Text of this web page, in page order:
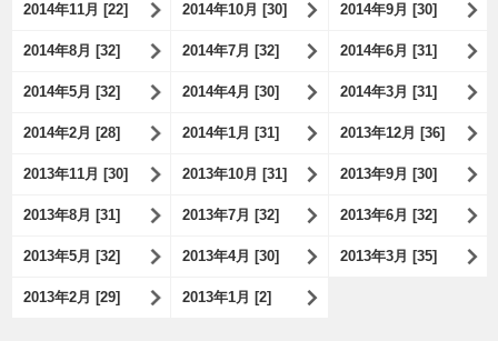
2014年11月 [22] 2014年10月 [30] 2014年9月 [30]
2014年8月 [32] 2014年7月 [32] 2014年6月 [31]
2014年5月 [32] 2014年4月 [30] 2014年3月 [31]
2014年2月 [28] 2014年1月 [31] 2013年12月 [36]
2013年11月 [30] 2013年10月 [31] 2013年9月 [30]
2013年8月 [31] 2013年7月 [32] 2013年6月 [32]
2013年5月 [32] 2013年4月 [30] 2013年3月 [35]
2013年2月 [29] 2013年1月 [2]